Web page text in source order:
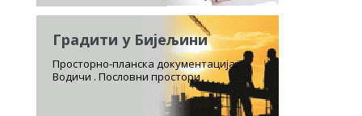
Градити у Бијељини
Просторно-планска документација.
Водичи . Пословни простори